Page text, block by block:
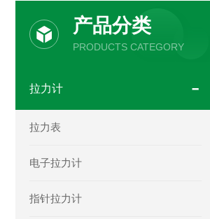
产品分类
PRODUCTS CATEGORY
拉力计
拉力表
电子拉力计
指针拉力计